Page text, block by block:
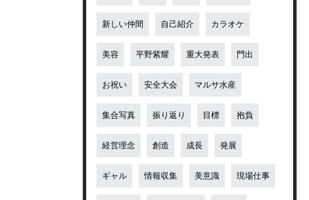
新しい仲間 自己紹介 カラオケ
美容 平野紫耀 重大発表 門出
お祝い 安全大会 マルサ水産
集合写真 振り返り 目標 抱負
経営理念 創造 成長 発展
ギャル 情報収集 美意識 現場仕事